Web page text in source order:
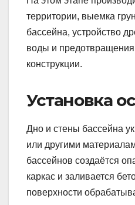
территории, выемка
бассейна, устройство
воды и
конструкции.
Установка
Дно и стены бассейна
или другими
бассейнов создаётся
каркас и заливается
поверхности